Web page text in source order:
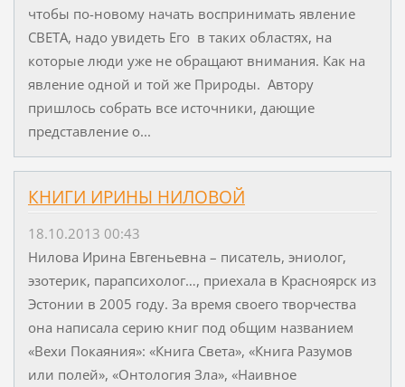
чтобы по-новому начать воспринимать явление
СВЕТА, надо увидеть Его в таких областях, на
которые люди уже не обращают внимания. Как на
явление одной и той же Природы. Автору
пришлось собрать все источники, дающие
представление о...
КНИГИ ИРИНЫ НИЛОВОЙ
18.10.2013 00:43
Нилова Ирина Евгеньевна – писатель, эниолог,
эзотерик, парапсихолог…, приехала в Красноярск из
Эстонии в 2005 году. За время своего творчества
она написала серию книг под общим названием
«Вехи Покаяния»: «Книга Света», «Книга Разумов
или полей», «Онтология Зла», «Наивное